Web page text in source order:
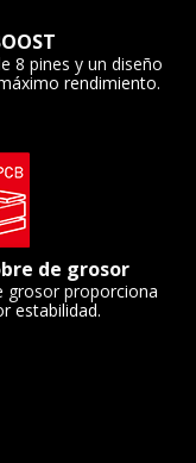
8 pines y un diseño
rendimiento.
de grosor
grosor proporciona
estabilidad.